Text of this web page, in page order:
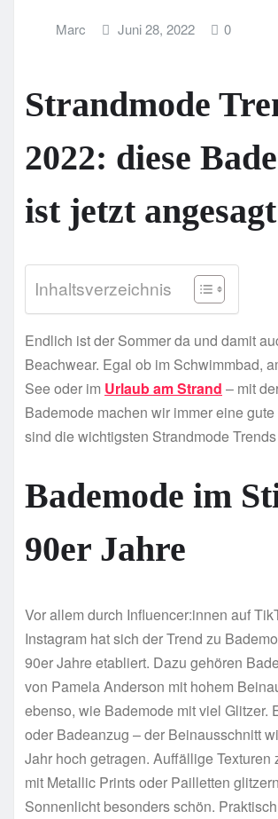
Marc Juni 28, 2022 0
Strandmode
2022: diese
ist jetzt angesagt
Inhaltsverzeichnis
Endlich ist der Sommer da und damit
Beachwear. Egal ob im Schwimmbad,
See oder im Urlaub am Strand – mit
Bademode machen wir immer eine
sind die wichtigsten Strandmode
Bademode im
90er Jahre
Vor allem durch Influencer:innen auf
Instagram hat sich der Trend zu
90er Jahre etabliert. Dazu gehören
von Pamela Anderson mit hohem
ebenso, wie Bademode mit viel Glitzer.
oder Badeanzug – der Beinausschnitt
Jahr hoch getragen. Auffällige Texturen
mit Metallic Prints oder Pailletten
Sonnenlicht besonders schön.